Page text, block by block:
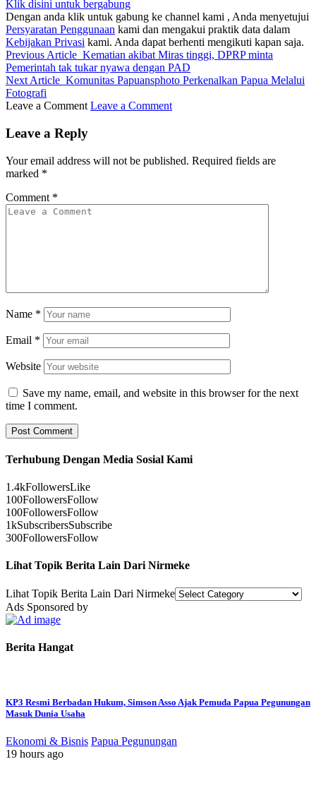
Klik disini untuk bergabung
Dengan anda klik untuk gabung ke channel kami , Anda menyetujui
Persyaratan Penggunaan kami dan mengakui praktik data dalam
Kebijakan Privasi kami. Anda dapat berhenti mengikuti kapan saja.
Previous Article Kematian akibat Miras tinggi, DPRP minta
Pemerintah tak tukar nyawa dengan PAD
Next Article Komunitas Papuansphoto Perkenalkan Papua Melalui
Fotografi
Leave a Comment Leave a Comment
Leave a Reply
Your email address will not be published. Required fields are
marked *
Comment *
Name *
Email *
Website
Save my name, email, and website in this browser for the next
time I comment.
Terhubung Dengan Media Sosial Kami
1.4kFollowersLike
100FollowersFollow
100FollowersFollow
1kSubscribersSubscribe
300FollowersFollow
Lihat Topik Berita Lain Dari Nirmeke
Lihat Topik Berita Lain Dari Nirmeke
Ads Sponsored by
Berita Hangat
KP3 Resmi Berbadan Hukum, Simson Asso Ajak Pemuda Papua Pegunungan
Masuk Dunia Usaha
Ekonomi & Bisnis Papua Pegunungan
19 hours ago